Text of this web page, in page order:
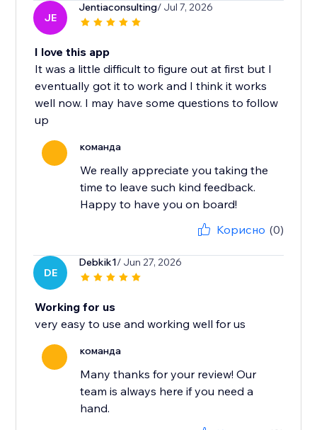
JE
Jentiaconsulting/ Jul 7, 2026
I love this app
It was a little difficult to figure out at first but I
eventually got it to work and I think it works
well now. I may have some questions to follow
up
команда
We really appreciate you taking the
time to leave such kind feedback.
Happy to have you on board!
Корисно (0)
DE
Debkik1/ Jun 27, 2026
Working for us
very easy to use and working well for us
команда
Many thanks for your review! Our
team is always here if you need a
hand.